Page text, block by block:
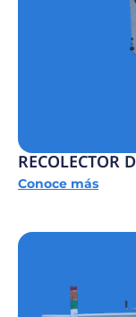
RECOLECTOR
Conoce más